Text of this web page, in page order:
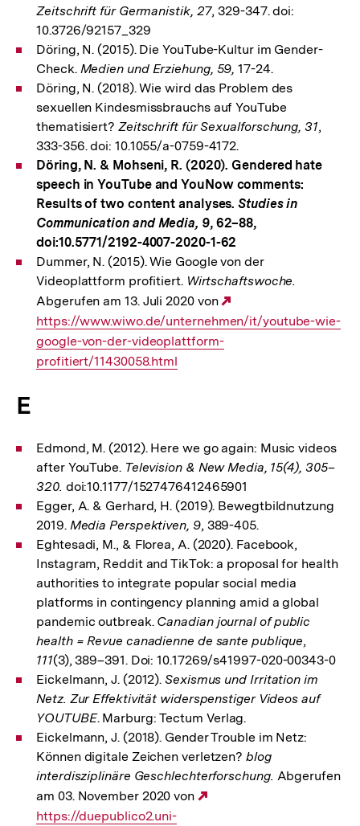
Zeitschrift für Germanistik, 27, 329-347. doi:
10.3726/92157_329
Döring, N. (2015). Die YouTube-Kultur im Gender-
Check. Medien und Erziehung, 59, 17-24.
Döring, N. (2018). Wie wird das Problem des
sexuellen Kindesmissbrauchs auf YouTube
thematisiert? Zeitschrift für Sexualforschung, 31,
333-356. doi: 10.1055/a-0759-4172.
Döring, N. & Mohseni, R. (2020). Gendered hate
speech in YouTube and YouNow comments:
Results of two content analyses.Studies in
Communication and Media, 9, 62–88,
doi:10.5771/2192-4007-2020-1-62
Dummer, N. (2015). Wie Google von der
Videoplattform profitiert. Wirtschaftswoche.
Abgerufen am 13. Juli 2020 von
Link:
https://www.wiwo.de/unternehmen/it/youtube-wie-
google-von-der-videoplattform-
profitiert/11430058.html
E
Edmond, M. (2012). Here we go again: Music videos
after YouTube.Television & New Media, 15(4), 305–
320. doi:10.1177/1527476412465901
Egger, A. & Gerhard, H. (2019). Bewegtbildnutzung
2019. Media Perspektiven, 9, 389-405.
Eghtesadi, M., & Florea, A. (2020). Facebook,
Instagram, Reddit and TikTok: a proposal for health
authorities to integrate popular social media
platforms in contingency planning amid a global
pandemic outbreak. Canadian journal of public
health = Revue canadienne de sante publique,
111(3), 389–391. Doi: 10.17269/s41997-020-00343-0
Eickelmann, J. (2012).Sexismus und Irritation im
Netz. Zur Effektivität widerspenstiger Videos auf
YOUTUBE. Marburg: Tectum Verlag.
Eickelmann, J. (2018). Gender Trouble im Netz:
Können digitale Zeichen verletzen?blog
interdisziplinäre Geschlechterforschung. Abgerufen
am 03. November 2020 von
https://duepublico2.uni-